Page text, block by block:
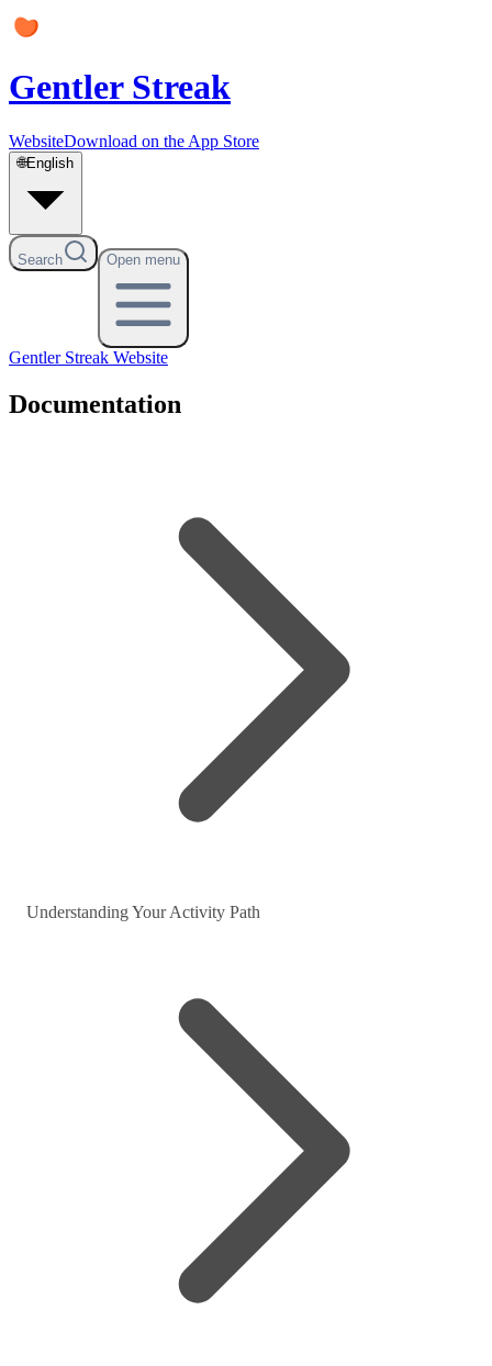
Gentler Streak
WebsiteDownload on the App Store
🌐English
Search Open menu
Gentler Streak Website
Documentation
Understanding Your Activity Path